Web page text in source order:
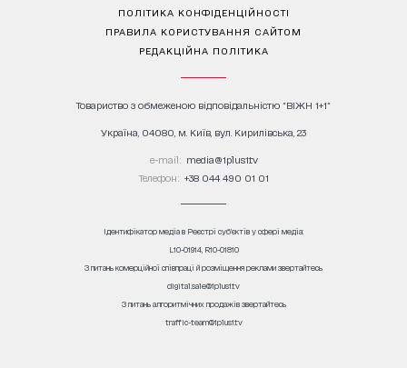
ПОЛІТИКА КОНФІДЕНЦІЙНОСТІ
ПРАВИЛА КОРИСТУВАННЯ САЙТОМ
РЕДАКЦІЙНА ПОЛІТИКА
Товариство з обмеженою відповідальністю "ВІЖН 1+1"
Україна, 04080, м. Київ, вул. Кирилівська, 23
е-mail: media@1plus1.tv
Телефон: +38 044 490 01 01
Ідентифікатор медіа в Реєстрі суб’єктів у сфері медіа:
L10-01914, R10-01810
З питань комерційної співпраці й розміщення реклами звертайтесь
digital.sale@1plus1.tv
З питань алгоритмічних продажів звертайтесь
traffic-team@1plus1.tv